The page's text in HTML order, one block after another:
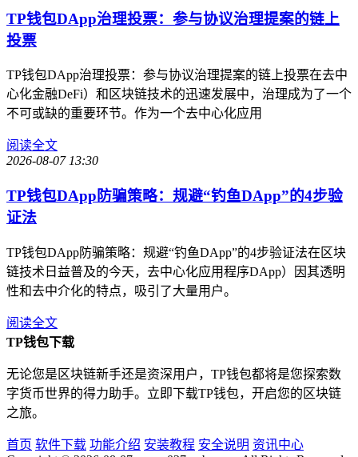
TP钱包DApp治理投票：参与协议治理提案的链上
投票
TP钱包DApp治理投票：参与协议治理提案的链上投票在去中
心化金融DeFi）和区块链技术的迅速发展中，治理成为了一个
不可或缺的重要环节。作为一个去中心化应用
阅读全文
2026-08-07 13:30
TP钱包DApp防骗策略：规避“钓鱼DApp”的4步验
证法
TP钱包DApp防骗策略：规避“钓鱼DApp”的4步验证法在区块
链技术日益普及的今天，去中心化应用程序DApp）因其透明
性和去中介化的特点，吸引了大量用户。
阅读全文
TP钱包下载
无论您是区块链新手还是资深用户，TP钱包都将是您探索数
字货币世界的得力助手。立即下载TP钱包，开启您的区块链
之旅。
首页 软件下载 功能介绍 安装教程 安全说明 资讯中心